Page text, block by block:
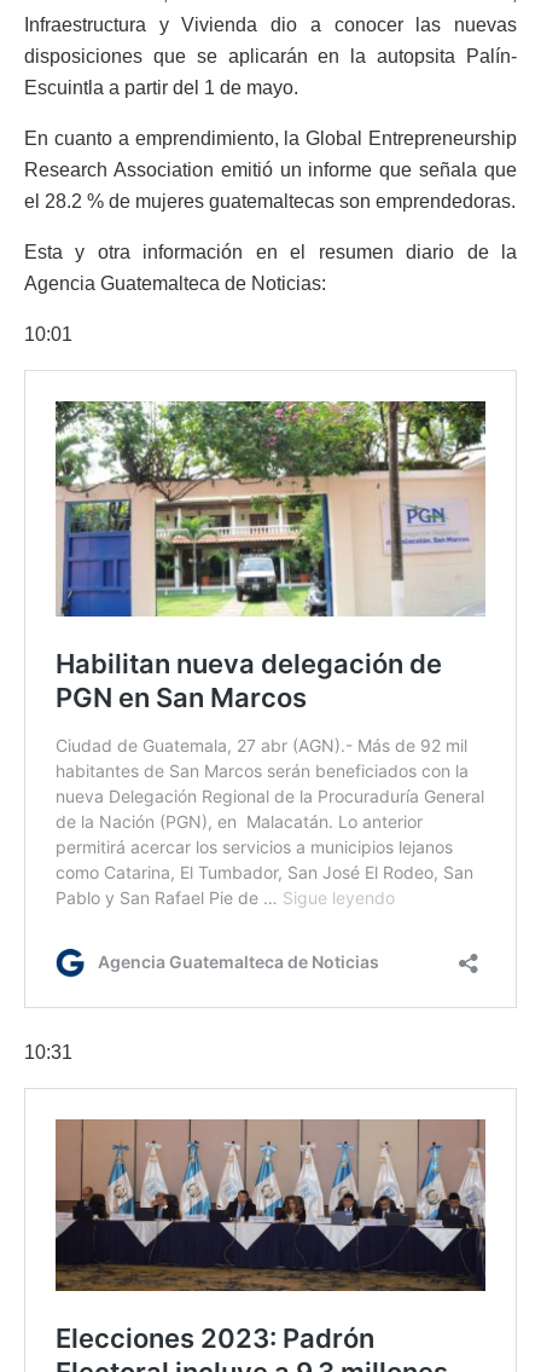
Infraestructura y Vivienda dio a conocer las nuevas
disposiciones que se aplicarán en la autopsita Palín-
Escuintla a partir del 1 de mayo.
En cuanto a emprendimiento, la Global Entrepreneurship
Research Association emitió un informe que señala que
el 28.2 % de mujeres guatemaltecas son emprendedoras.
Esta y otra información en el resumen diario de la
Agencia Guatemalteca de Noticias:
10:01
10:31